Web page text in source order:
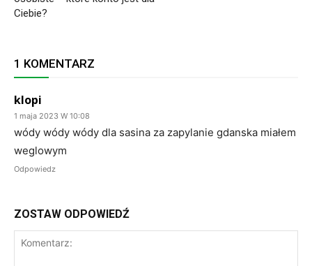
Ciebie?
1 KOMENTARZ
klopi
1 maja 2023 W 10:08
wódy wódy wódy dla sasina za zapylanie gdanska miałem
weglowym
Odpowiedz
ZOSTAW ODPOWIEDŹ